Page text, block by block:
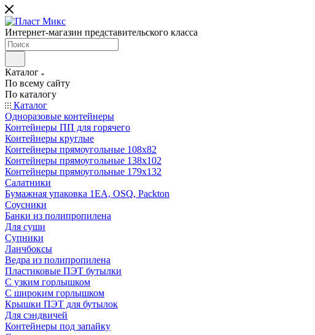
Интернет-магазин представительского класса
Каталог
По всему сайту
По каталогу
Каталог
Одноразовые контейнеры
Контейнеры ПП для горячего
Контейнеры круглые
Контейнеры прямоугольные 108х82
Контейнеры прямоугольные 138х102
Контейнеры прямоугольные 179х132
Салатники
Бумажная упаковка 1ЕА, OSQ, Packton
Соусники
Банки из полипропилена
Для суши
Супники
Ланчбоксы
Ведра из полипропилена
Пластиковые ПЭТ бутылки
С узким горлышком
С широким горлышком
Крышки ПЭТ для бутылок
Для сэндвичей
Контейнеры под запайку